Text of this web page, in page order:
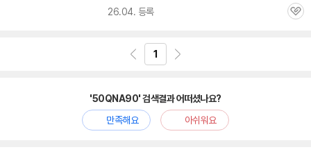
26.04. 등록
관
1
'50QNA90' 검색결과 어떠셨나요?
만족해요
아쉬워요